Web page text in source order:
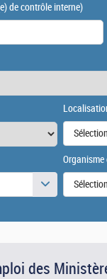
de contrôle interne)
Sélection
Sélection
des